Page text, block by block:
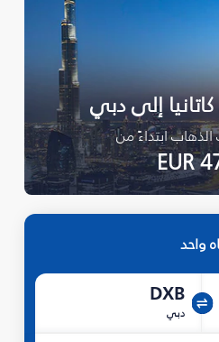
إلى دبي
ابتداءً من
واحد
DXB
دبي